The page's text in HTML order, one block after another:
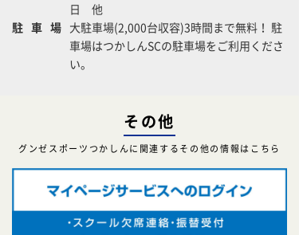
日 他
駐車場 大駐車場(2,000台収容)3時間まで無料！ 駐
車場はつかしんSCの駐車場をご利用くださ
い。
その他
グンゼスポーツつかしんに関連するその他の情報はこちら